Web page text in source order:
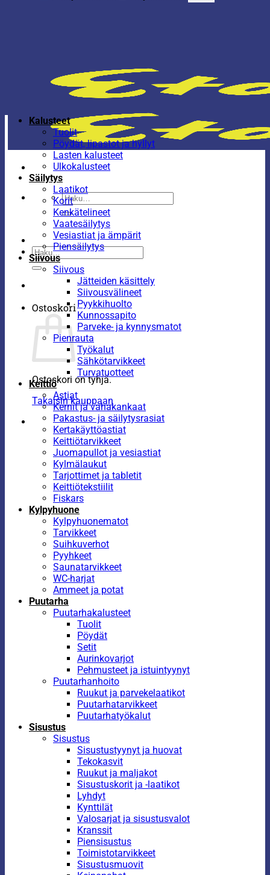
Etsi:
Etsi:
Ostoskori
Ostoskori on tyhjä.
Takaisin kauppaan
Kalusteet
Tuolit
Pöydät, lipastot ja hyllyt
Lasten kalusteet
Ulkokalusteet
Säilytys
Laatikot
Korit
Kenkätelineet
Vaatesäilytys
Vesiastiat ja ämpärit
Piensäilytys
Siivous
Siivous
Jätteiden käsittely
Siivousvälineet
Pyykkihuolto
Kunnossapito
Parveke- ja kynnysmatot
Pienrauta
Työkalut
Sähkötarvikkeet
Turvatuotteet
Keittiö
Astiat
Kernit ja vahakankaat
Pakastus- ja säilytysrasiat
Kertakäyttöastiat
Keittiötarvikkeet
Juomapullot ja vesiastiat
Kylmälaukut
Tarjottimet ja tabletit
Keittiötekstiilit
Fiskars
Kylpyhuone
Kylpyhuonematot
Tarvikkeet
Suihkuverhot
Pyyhkeet
Saunatarvikkeet
WC-harjat
Ammeet ja potat
Puutarha
Puutarhakalusteet
Tuolit
Pöydät
Setit
Aurinkovarjot
Pehmusteet ja istuintyynyt
Puutarhanhoito
Ruukut ja parvekelaatikot
Puutarhatarvikkeet
Puutarhatyökalut
Sisustus
Sisustus
Sisustustyynyt ja huovat
Tekokasvit
Ruukut ja maljakot
Sisustuskorit ja -laatikot
Lyhdyt
Kynttilät
Valosarjat ja sisustusvalot
Kranssit
Piensisustus
Toimistotarvikkeet
Sisustusmuovit